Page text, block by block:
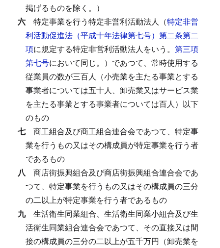
掲げるものを除く。）
六 特定事業を行う特定非営利活動法人（特定非営
利活動促進法（平成十年法律第七号）第二条第二
項に規定する特定非営利活動法人をいう。 第三項
第七号において同じ。）であつて、常時使用する
従業員の数が三百人（小売業を主たる事業とする
事業者については五十人、卸売業又はサービス業
を主たる事業とする事業者については百人）以下
のもの
七 商工組合及び商工組合連合会であつて、特定事
業を行うもの又はその構成員が特定事業を行う者
であるもの
八 商店街振興組合及び商店街振興組合連合会であ
つて、特定事業を行うもの又はその構成員の三分
の二以上が特定事業を行う者であるもの
九 生活衛生同業組合、生活衛生同業小組合及び生
活衛生同業組合連合会であつて、その直接又は間
接の構成員の三分の二以上が五千万円（卸売業を